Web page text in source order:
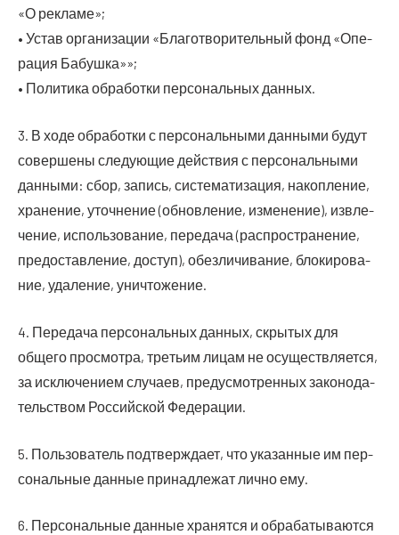
«О рекламе»;
• Устав орга­ни­за­ции «Бла­го­тво­ри­тель­ный фонд «Опе­
ра­ция Бабушка»»;
• Поли­ти­ка обра­бот­ки пер­со­наль­ных данных.
3. В ходе обра­бот­ки с пер­со­наль­ны­ми дан­ны­ми будут
совер­ше­ны сле­ду­ю­щие дей­ствия с пер­со­наль­ны­ми
дан­ны­ми: сбор, запись, систе­ма­ти­за­ция, накоп­ле­ние,
хра­не­ние, уточ­не­ние (обнов­ле­ние, изме­не­ние), извле­
че­ние, исполь­зо­ва­ние, пере­да­ча (рас­про­стра­не­ние,
предо­став­ле­ние, доступ), обез­ли­чи­ва­ние, бло­ки­ро­ва­
ние, уда­ле­ние, уничтожение.
4. Пере­да­ча пер­со­наль­ных дан­ных, скры­тых для
обще­го про­смот­ра, тре­тьим лицам не осу­ществ­ля­ет­ся,
за исклю­че­ни­ем слу­ча­ев, преду­смот­рен­ных зако­но­да­
тель­ством Рос­сий­ской Федерации.
5. Поль­зо­ва­тель под­твер­жда­ет, что ука­зан­ные им пер­
со­наль­ные дан­ные при­над­ле­жат лич­но ему.
6. Пер­со­наль­ные дан­ные хра­нят­ся и обра­ба­ты­ва­ют­ся